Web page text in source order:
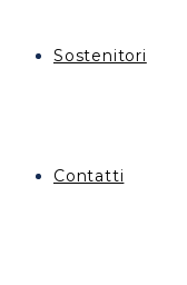
Sostenitori
Contatti